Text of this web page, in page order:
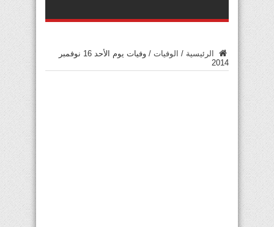
الرئيسية / الوفيات /
وفيات يوم الأحد 16 نوفمبر
2014